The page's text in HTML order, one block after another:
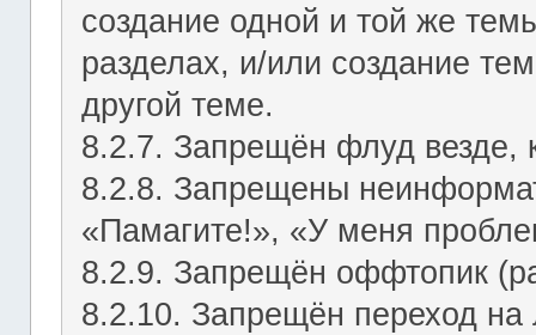
создание одной и той же
разделах, и/или создание
другой теме.
8.2.7. Запрещён флуд везде,
8.2.8. Запрещены
«Памагите!», «У меня
8.2.9. Запрещён оффтопик
8.2.10. Запрещён переход на